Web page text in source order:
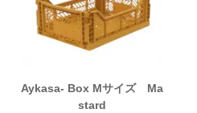
Aykasa- Box Mサイズ Ma
stard